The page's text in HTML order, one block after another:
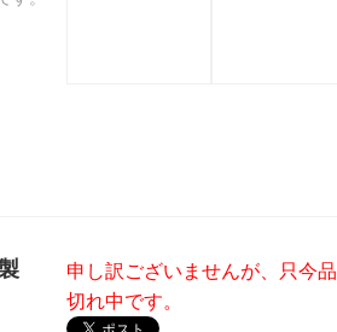
申し訳ございませんが、只今品
切れ中です。